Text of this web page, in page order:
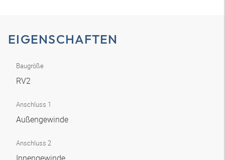
EIGENSCHAFTEN
Baugröße
RV2
Anschluss 1
Außengewinde
Anschluss 2